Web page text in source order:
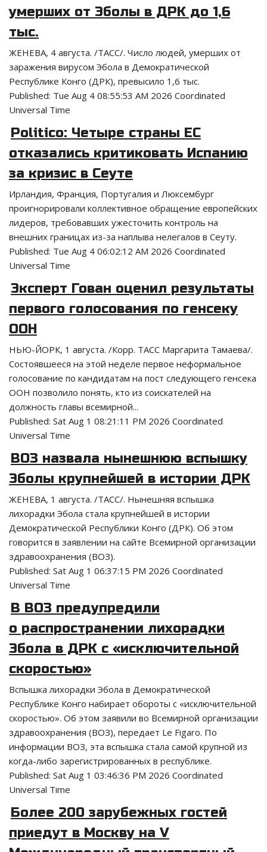
умерших от Эболы в ДРК до 1,6
тыс.
ЖЕНЕВА, 4 августа. /ТАСС/. Число людей, умерших от
заражения вирусом Эбола в Демократической
Республике Конго (ДРК), превысило 1,6 тыс.
Published: Tue Aug 4 08:55:53 AM 2026 Coordinated
Universal Time
Politico: Четыре страны ЕС
отказались критиковать Испанию
за кризис в Сеуте
Ирландия, Франция, Португалия и Люксембург
проигнорировали коллективное обращение европейских
лидеров, требовавших ужесточить контроль на
внешних границах из-за наплыва нелегалов в Сеуту.
Published: Tue Aug 4 06:02:12 AM 2026 Coordinated
Universal Time
Эксперт Гован оценил результаты
первого голосования по генсеку
ООН
НЬЮ-ЙОРК, 1 августа. /Корр. ТАСС Маргарита Тамаева/.
Состоявшееся на этой неделе первое неформальное
голосование по кандидатам на пост следующего генсека
ООН позволило понять, кто из соискателей на
должность главы всемирной...
Published: Sat Aug 1 08:21:11 PM 2026 Coordinated
Universal Time
ВОЗ назвала нынешнюю вспышку
Эболы крупнейшей в истории ДРК
ЖЕНЕВА, 1 августа. /ТАСС/. Нынешняя вспышка
лихорадки Эбола стала крупнейшей в истории
Демократической Республики Конго (ДРК). Об этом
говорится в заявлении на сайте Всемирной организации
здравоохранения (ВОЗ).
Published: Sat Aug 1 06:37:15 PM 2026 Coordinated
Universal Time
В ВОЗ предупредили
о распространении лихорадки
Эбола в ДРК с «исключительной
скоростью»
Вспышка лихорадки Эбола в Демократической
Республике Конго набирает обороты с «исключительной
скоростью». Об этом заявили во Всемирной организации
здравоохранения (ВОЗ), передает Le Figaro. По
информации ВОЗ, эта вспышка стала самой крупной из
когда-либо зарегистрированных в республике.
Published: Sat Aug 1 03:46:36 PM 2026 Coordinated
Universal Time
Более 200 зарубежных гостей
приедут в Москву на V